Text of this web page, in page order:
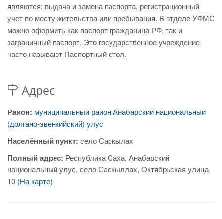
являются: выдача и замена паспорта, регистрационный
учет по месту жительства или пребывания. В отделе УФМС
можно оформить как паспорт гражданина РФ, так и
заграничный паспорт. Это государственное учреждение
часто называют Паспортный стол.
Адрес
Район: муниципальный район Анабарский национальный
(долгано-эвенкийский) улус
Населённый пункт: село Саскылах
Полный адрес: Республика Саха, Анабарский
национальный улус, село Саскыллах, Октябрьская улица,
10 (На карте)